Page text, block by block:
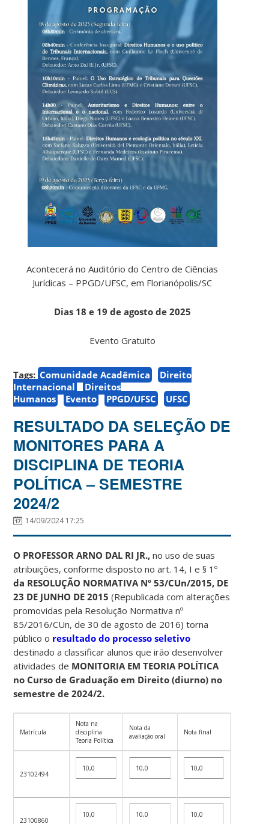
Acontecerá no Auditório do Centro de Ciências
Jurídicas – PPGD/UFSC, em Florianópolis/SC
Dias 18 e 19 de agosto de 2025
Evento Gratuito
Tags: Comunidade Acadêmica
Direito
Internacional
Direitos
Humanos
Evento PPGD/UFSC UFSC
RESULTADO DA SELEÇÃO DE
MONITORES PARA A
DISCIPLINA DE TEORIA
POLÍTICA – SEMESTRE
2024/2
14/09/2024 17:25
O PROFESSOR ARNO DAL RI JR.,no uso de suas
atribuições, conforme disposto no art. 14, I e § 1º
da RESOLUÇÃO NORMATIVA Nº 53/CUn/2015, DE
23 DE JUNHO DE 2015(Republicada com alterações
promovidas pela Resolução Normativa nº
85/2016/CUn, de 30 de agosto de 2016) torna
público o resultado do processo seletivo
destinado a classificar alunos que irão desenvolver
atividades de MONITORIA EM TEORIA POLÍTICA
no Curso de Graduação em Direito (diurno) no
semestre de 2024/2.
Matrícula
Nota na
disciplina
Teoria Política
Nota da
avaliação oral
Nota final
23102494
10,0 10,0 10,0
23100860
10,0 10,0 10,0